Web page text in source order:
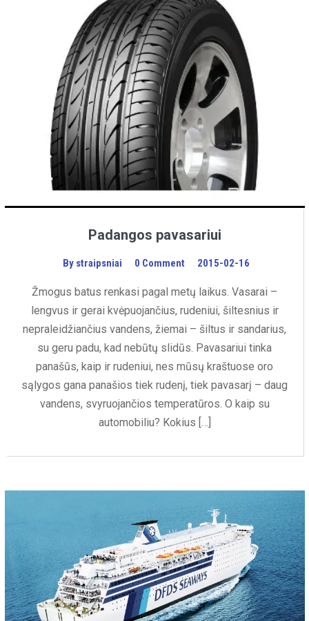
Padangos pavasariui
By straipsniai 0 Comment 2015-02-16
Žmogus batus renkasi pagal metų laikus. Vasarai –
lengvus ir gerai kvėpuojančius, rudeniui, šiltesnius ir
nepraleidžiančius vandens, žiemai – šiltus ir sandarius,
su geru padu, kad nebūtų slidūs. Pavasariui tinka
panašūs, kaip ir rudeniui, nes mūsų kraštuose oro
sąlygos gana panašios tiek rudenį, tiek pavasarį – daug
vandens, svyruojančios temperatūros. O kaip su
automobiliu? Kokius […]